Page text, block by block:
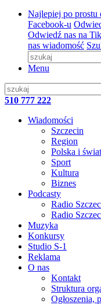
Najlepiej po prostu
Facebook-u
Odwiedź nas na
nas wiadomość
Menu
510 777 222
Wiadomości
Szczecin
Region
Polska i świat
Sport
Kultura
Biznes
Podcasty
Radio
Radio
Muzyka
Konkursy
Studio S-1
Reklama
O nas
Kontakt
Struktura
Ogłoszenia,